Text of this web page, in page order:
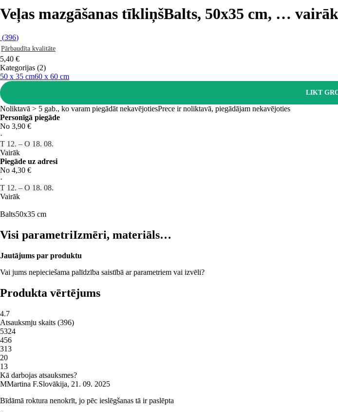
Veļas mazgāšanas tīkliņšBalts, 50x35 cm, … vairāk
(396)
Pārbaudīta kvalitāte
5,40 €
Kategorijas (2)
50 x 35 cm60 x 60 cm
LIKT
Noliktavā > 5 gab., ko varam piegādāt nekavējotiesPrece ir noliktavā, piegādājam nekavējoties
Personīgā piegāde
No 3,90 €
·
T 12. – O 18. 08.
Vairāk
Piegāde uz adresi
No 4,30 €
·
T 12. – O 18. 08.
Vairāk
Balts50x35 cm
Visi parametriIzmēri, materiāls…
Jautājums par produktu
Vai jums nepieciešama palīdzība saistībā ar parametriem vai izvēli?
Produkta vērtējums
4.7
Atsauksmju skaits (396)
5324
456
313
20
13
Kā darbojas atsauksmes?
MMartina F.Slovākija, 21. 09. 2025
Bīdāmā roktura nenokrīt, jo pēc ieslēgšanas tā ir paslēpta